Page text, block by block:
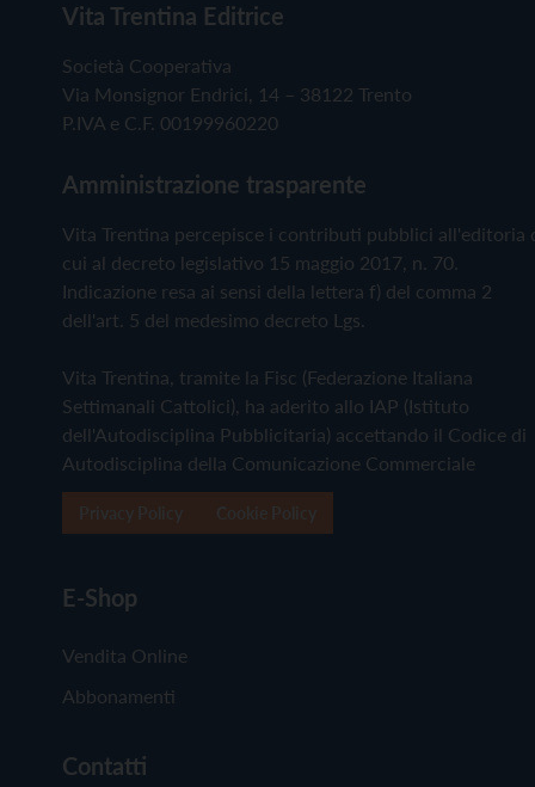
Vita Trentina Editrice
Società Cooperativa
Via Monsignor Endrici, 14 – 38122 Trento
P.IVA e C.F. 00199960220
Amministrazione trasparente
Vita Trentina percepisce i contributi pubblici all'editoria
cui al decreto legislativo 15 maggio 2017, n. 70.
Indicazione resa ai sensi della lettera f) del comma 2
dell'art. 5 del medesimo decreto Lgs.
Vita Trentina, tramite la Fisc (Federazione Italiana
Settimanali Cattolici), ha aderito allo IAP (Istituto
dell'Autodisciplina Pubblicitaria) accettando il Codice di
Autodisciplina della Comunicazione Commerciale
E-Shop
Vendita Online
Abbonamenti
Contatti